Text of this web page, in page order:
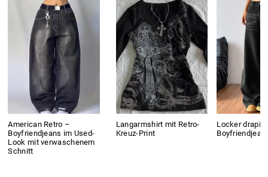
American Retro –
Boyfriendjeans im Used-
Look mit verwaschenem
Schnitt
Langarmshirt mit Retro-
Kreuz-Print
Locker